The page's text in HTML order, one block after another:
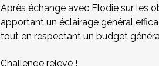
Après échange avec Elodie sur les
apportant un éclairage général
tout en respectant un budget
Challenge relevé !